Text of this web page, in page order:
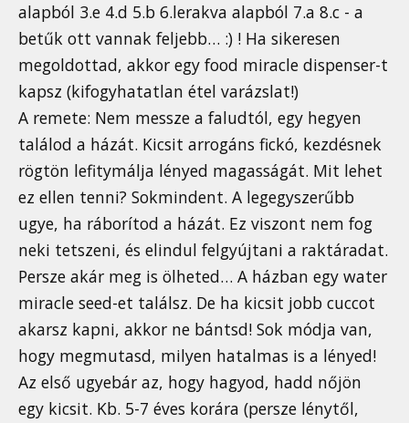
alapból 3.e 4.d 5.b 6.lerakva alapból 7.a 8.c - a
betűk ott vannak feljebb… :) ! Ha sikeresen
megoldottad, akkor egy food miracle dispenser-t
kapsz (kifogyhatatlan étel varázslat!)
A remete: Nem messze a faludtól, egy hegyen
találod a házát. Kicsit arrogáns fickó, kezdésnek
rögtön lefitymálja lényed magasságát. Mit lehet
ez ellen tenni? Sokmindent. A legegyszerűbb
ugye, ha ráborítod a házát. Ez viszont nem fog
neki tetszeni, és elindul felgyújtani a raktáradat.
Persze akár meg is ölheted… A házban egy water
miracle seed-et találsz. De ha kicsit jobb cuccot
akarsz kapni, akkor ne bántsd! Sok módja van,
hogy megmutasd, milyen hatalmas is a lényed!
Az első ugyebár az, hogy hagyod, hadd nőjön
egy kicsit. Kb. 5-7 éves korára (persze lénytől,